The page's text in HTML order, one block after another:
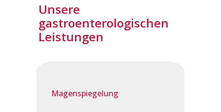
Unsere
gastroenterologischen
Leistungen
Magenspiegelung